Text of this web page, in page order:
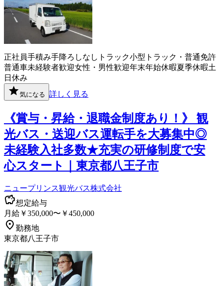
正社員手積み手降ろしなし トラック小型トラック・普通免許
普通車未経験者歓迎女性・男性歓迎年末年始休暇夏季休暇土
日休み
気になる 詳しく見る
《賞与・昇給・退職金制度あり！》 観
光バス・送迎バス運転手を大募集中◎
未経験入社多数★充実の研修制度で安
心スタート｜東京都八王子市
ニュープリンス観光バス株式会社
想定給与
月給￥350,000〜￥450,000
勤務地
東京都八王子市